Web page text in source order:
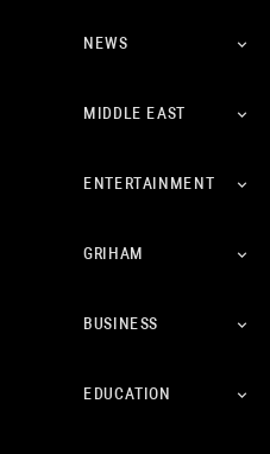
NEWS
MIDDLE EAST
ENTERTAINMENT
GRIHAM
BUSINESS
EDUCATION